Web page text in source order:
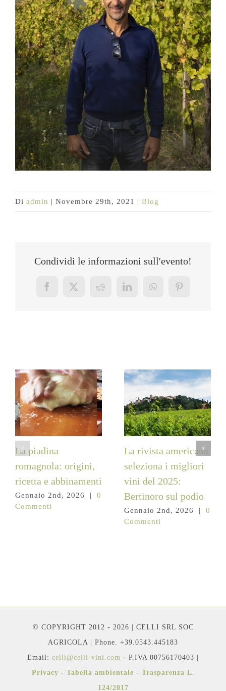
Di admin | Novembre 29th, 2021 | Blog
Condividi le informazioni sull'evento!
Facebook
X RedditLinkedInWhatsAppPinterest
La piadina
romagnola: origini,
ricetta e abbinamenti
Gennaio 2nd, 2026 |
0
Commenti
La rivista americana
seleziona i migliori
vini del 2025:
Bertinoro sul podio
Gennaio 2nd, 2026 |
0
Commenti
© COPYRIGHT 2012 - 2026 | CELLI SRL SOC
AGRICOLA | Phone. +39.0543.445183
Email: celli@celli-vini.com - P.IVA 00756170403 |
Privacy - Tabella ambientale - Trasparenza L.
124/2017